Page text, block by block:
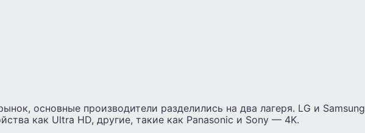
основные производители разделились на два лагеря. LG и Samsung
как Ultra HD, другие, такие как Panasonic и Sony — 4K.